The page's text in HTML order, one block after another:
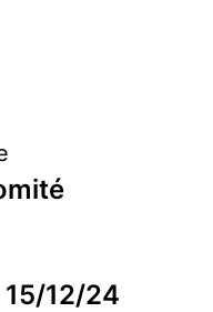
12/24